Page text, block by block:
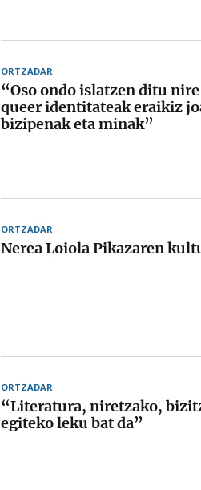
ORTZADAR
“Oso ondo islatzen ditu
queer identitateak eraikiz
bizipenak eta minak”
ORTZADAR
Nerea Loiola Pikazaren
ORTZADAR
“Literatura, niretzako,
egiteko leku bat da”